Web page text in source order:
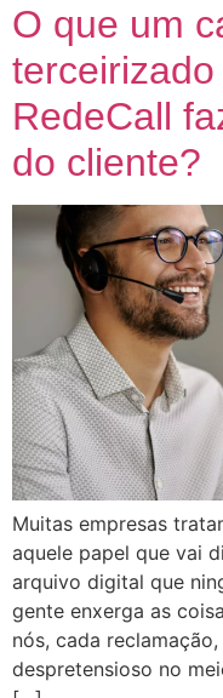
O que um
RedeCall
do cliente?
Muitas empresas
aquele papel que vai
arquivo digital que
gente enxerga as
nós, cada
despretensioso no